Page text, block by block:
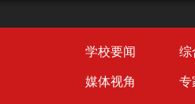
学校要闻 综
媒体视角 专